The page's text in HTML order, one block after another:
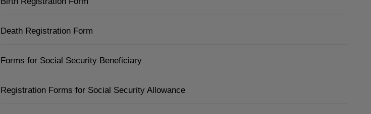
Death Registration Form
Forms for Social Security Beneficiary
Registration Forms for Social Security Allowance